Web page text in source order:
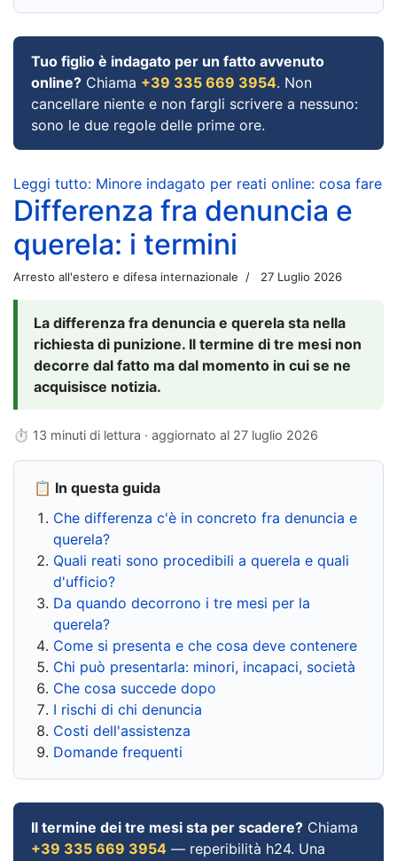
Tuo figlio è indagato per un fatto avvenuto
online? Chiama +39 335 669 3954. Non
cancellare niente e non fargli scrivere a nessuno:
sono le due regole delle prime ore.
Leggi tutto: Minore indagato per reati online: cosa fare
Differenza fra denuncia e
querela: i termini
Arresto all'estero e difesa internazionale 27 Luglio 2026
La differenza fra denuncia e querela sta nella
richiesta di punizione. Il termine di tre mesi non
decorre dal fatto ma dal momento in cui se ne
acquisisce notizia.
⏱ 13 minuti di lettura · aggiornato al 27 luglio 2026
📋 In questa guida
Che differenza c'è in concreto fra denuncia e
querela?
Quali reati sono procedibili a querela e quali
d'ufficio?
Da quando decorrono i tre mesi per la
querela?
Come si presenta e che cosa deve contenere
Chi può presentarla: minori, incapaci, società
Che cosa succede dopo
I rischi di chi denuncia
Costi dell'assistenza
Domande frequenti
Il termine dei tre mesi sta per scadere? Chiama
+39 335 669 3954 — reperibilità h24. Una